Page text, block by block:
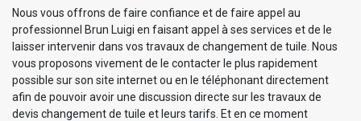
Nous vous offrons de faire confiance et de faire appel au
professionnel Brun Luigi en faisant appel à ses services et de le
laisser intervenir dans vos travaux de changement de tuile. Nous
vous proposons vivement de le contacter le plus rapidement
possible sur son site internet ou en le téléphonant directement
afin de pouvoir avoir une discussion directe sur les travaux de
devis changement de tuile et leurs tarifs. Et en ce moment